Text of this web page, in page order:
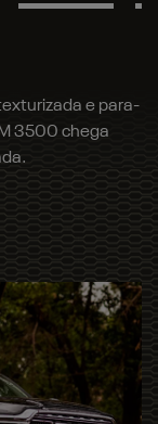
e para-
3500 chega